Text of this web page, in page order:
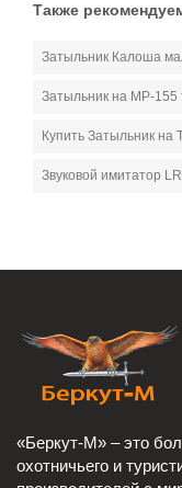
Также
Затыльник Калоша
Затыльник на МР-155
Купить Затыльник на
Звуковой имитатор
«Беркут-М» – это
охотничьего и